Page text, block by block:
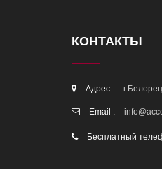
КОНТАКТЫ
Адрес :
Email :
Бесплатный